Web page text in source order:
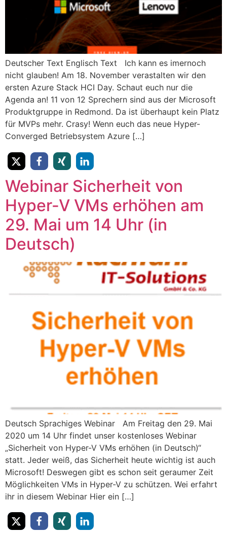
Deutscher Text Englisch Text Ich kann es imernoch
nicht glauben! Am 18. November verastalten wir den
ersten Azure Stack HCI Day. Schaut euch nur die
Agenda an! 11 von 12 Sprechern sind aus der Microsoft
Produktgruppe in Redmond. Da ist überhaupt kein Platz
für MVPs mehr. Crasy! Wenn euch das neue Hyper-
Converged Betriebsystem Azure […]
Webinar Sicherheit von
Hyper-V VMs erhöhen am
29. Mai um 14 Uhr (in
Deutsch)
​Deutsch Sprachiges Webinar Am Freitag den 29. Mai
2020 um 14 Uhr findet unser kostenloses Webinar ​
„Sicherheit von Hyper-V VMs erhöhen (in Deutsch)“
statt. Jeder weiß, das Sicherheit heute wichtig ist auch
Microsoft! Deswegen gibt es schon seit geraumer Zeit
Möglichkeiten VMs in Hyper-V zu schützen. Wei erfahrt
ihr in diesem Webinar Hier ein […]